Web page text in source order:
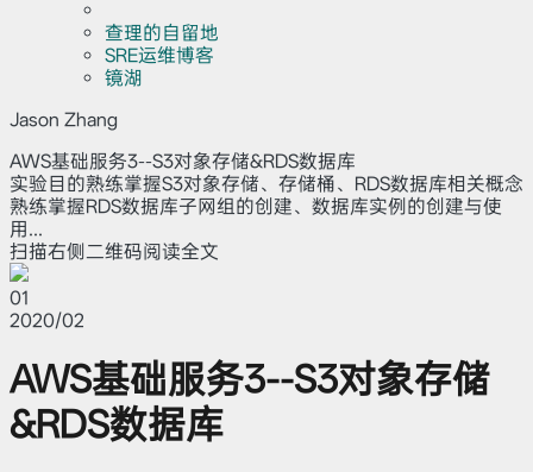
查理的自留地
SRE运维博客
镜湖
Jason Zhang
AWS基础服务3--S3对象存储&RDS数据库
实验目的熟练掌握S3对象存储、存储桶、RDS数据库相关概念
熟练掌握RDS数据库子网组的创建、数据库实例的创建与使
用...
扫描右侧二维码阅读全文
01
2020/02
AWS基础服务3--S3对象存储
&RDS数据库